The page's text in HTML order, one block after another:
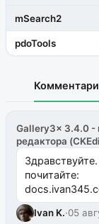
mSearch2
pdoTools
Gallery3x 3.4.0 -
редактора
почитайте:
ms2galleryphp
Ivan K.·05